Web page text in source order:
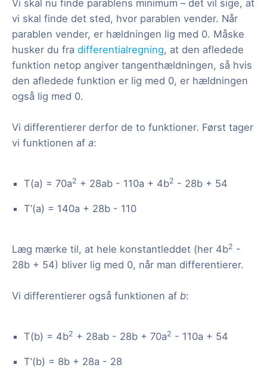
Vi skal nu finde parablens minimum – det vil sige, at
vi skal finde det sted, hvor parablen vender. Når
parablen vender, er hældningen lig med 0. Måske
husker du fra differentialregning, at den afledede
funktion netop angiver tangenthældningen, så hvis
den afledede funktion er lig med 0, er hældningen
også lig med 0.
Vi differentierer derfor de to funktioner. Først tager
vi funktionen af a:
T(a) = 70a2 + 28ab - 110a + 4b2 - 28b + 54
T’(a) = 140a + 28b - 110
Læg mærke til, at hele konstantleddet (her 4b2 -
28b + 54) bliver lig med 0, når man differentierer.
Vi differentierer også funktionen af b:
T(b) = 4b2 + 28ab - 28b + 70a2 - 110a + 54
T’(b) = 8b + 28a - 28